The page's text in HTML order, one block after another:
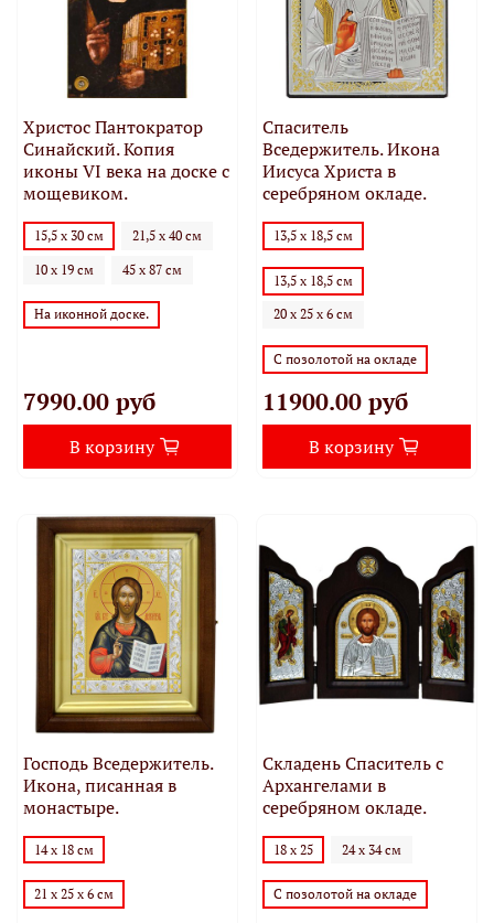
Христос Пантократор
Синайский. Копия
иконы VI века на доске с
мощевиком.
15,5 х 30 см 21,5 х 40 см
10 х 19 см 45 х 87 см
На иконной доске.
7990.00 руб
В корзину
Спаситель
Вседержитель. Икона
Иисуса Христа в
серебряном окладе.
13,5 х 18,5 см
13,5 х 18,5 см
20 х 25 х 6 см
С позолотой на окладе
11900.00 руб
В корзину
Господь Вседержитель.
Икона, писанная в
монастыре.
14 х 18 см
21 х 25 х 6 см
Складень Спаситель с
Архангелами в
серебряном окладе.
18 х 25 24 х 34 см
С позолотой на окладе